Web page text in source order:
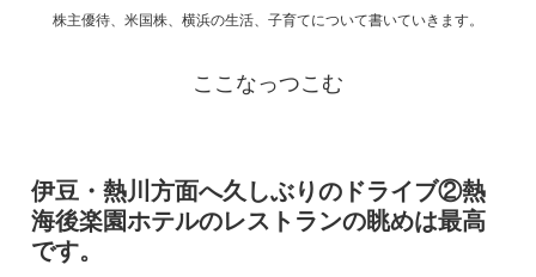
株主優待、米国株、横浜の生活、子育てについて書いていきます。
ここなっつこむ
伊豆・熱川方面へ久しぶりのドライブ②熱
海後楽園ホテルのレストランの眺めは最高
です。